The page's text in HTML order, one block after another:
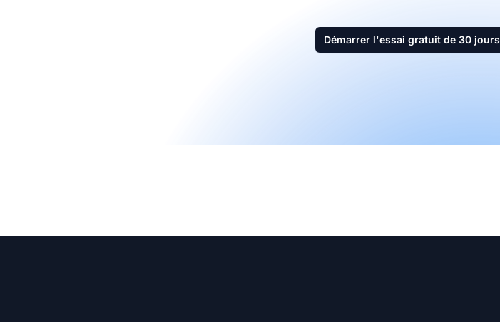
Démarrer l'essai gratuit de 30 jours